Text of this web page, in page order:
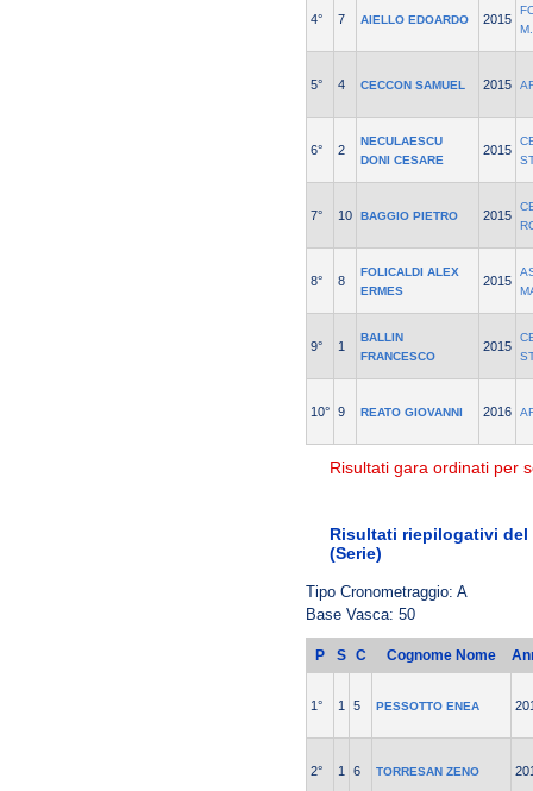
4° 7 AIELLO EDOARDO 2015
5° 4 CECCON SAMUEL 2015
6° 2
NECULAESCU
DONI CESARE
2015
7° 10 BAGGIO PIETRO 2015
8° 8
FOLICALDI ALEX
ERMES
2015
9° 1
BALLIN
FRANCESCO
2015
10° 9 REATO GIOVANNI 2016
Risultati gara ordinati per
Risultati riepilogativi del
(Serie)
Tipo Cronometraggio: A
Base Vasca: 50
P S C Cognome Nome
1° 1 5 PESSOTTO ENEA
2° 1 6 TORRESAN ZENO